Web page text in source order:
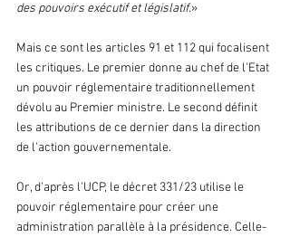
des pouvoirs exécutif et législatif.»
Mais ce sont les articles 91 et 112 qui focalisent
les critiques. Le premier donne au chef de l'Etat
un pouvoir réglementaire traditionnellement
dévolu au Premier ministre. Le second définit
les attributions de ce dernier dans la direction
de l'action gouvernementale.
Or, d'après l'UCP, le décret 331/23 utilise le
pouvoir réglementaire pour créer une
administration parallèle à la présidence. Celle-